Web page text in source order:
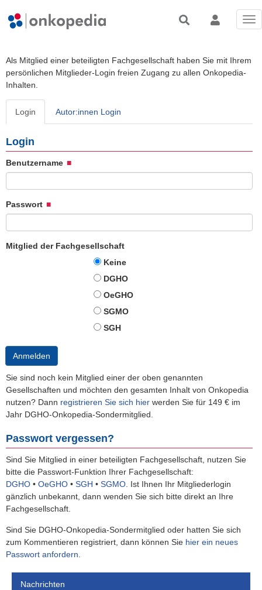
Als Mitglied einer beteiligten Fachgesellschaft haben Sie mit Ihrem
persönlichen Mitglieder-Login freien Zugang zu allen Onkopedia-
Inhalten.
Login Autor:innen Login
Login
Benutzername
Passwort
Mitglied der Fachgesellschaft
Keine
DGHO
OeGHO
SGMO
SGH
Anmelden
Sie sind noch kein Mitglied einer der oben genannten
Gesellschaften und möchten den gesamten Inhalt von Onkopedia
nutzen? Dann registrieren Sie sich hier werden Sie für 149 € im
Jahr DGHO-Onkopedia-Sondermitglied.
Passwort vergessen?
Sind Sie Mitglied in einer beteiligten Fachgesellschaft, nutzen Sie
bitte die Passwort-Funktion Ihrer Fachgesellschaft:
DGHO • OeGHO • SGH • SGMO Ist Ihnen Ihr Mitgliederlogin
gänzlich unbekannt, dann wenden Sie sich bitte direkt an Ihre
Fachgesellschaft.
Sind Sie DGHO-Onkopedia-Sondermitglied oder hatten Sie sich
zum Kommentieren registriert, dann können Sie hier ein neues
Passwort anfordern
Nachrichten